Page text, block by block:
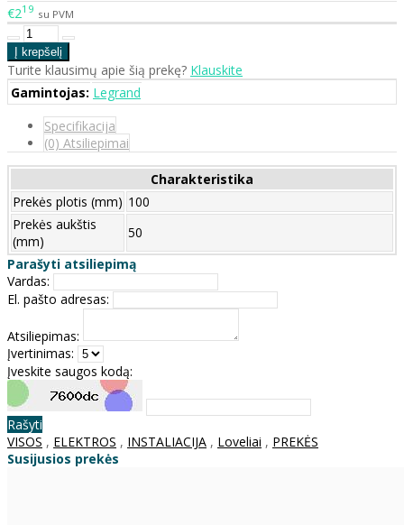
€219 su PVM
Turite klausimų apie šią prekę? Klauskite
Gamintojas: Legrand
Specifikacija
(0) Atsiliepimai
Charakteristika
Prekės plotis (mm) 100
Prekės aukštis
(mm)
50
Parašyti atsiliepimą
Vardas:
El. pašto adresas:
Atsiliepimas:
Įvertinimas:
Įveskite saugos kodą:
Rašyti
VISOS , ELEKTROS , INSTALIACIJA , Loveliai , PREKĖS
Susijusios prekės